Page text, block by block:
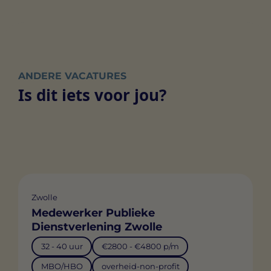
ANDERE VACATURES
Is dit iets voor jou?
Zwolle
Medewerker Publieke
Dienstverlening Zwolle
32 - 40 uur €2800 - €4800 p/m
MBO/HBO overheid-non-profit